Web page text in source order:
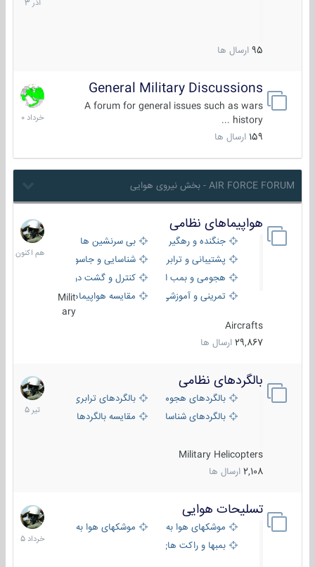
95 ارسال ها
General Military Discussions
A forum for general issues such as wars
history ...
159 ارسال ها
10
خرداد
1400
AIR FORCE FORUM - بخش نیروی هوایی
هواپیماهای نظامی
جنگنده و رهگیر
بی سرنشین ها
پشتیبانی و ترابری
شناسایی و جاسوسی
هجومی و بمب افکن
کنترل و گشت دریایی
تمرینی و آموزشی
مقایسه هواپیماهاMilit
ary
Aircrafts
29,867 ارسال ها
هم
اکنون
بالگردهای نظامی
بالگردهای هجومی
بالگردهای ترابری
بالگردهای شناسایی
مقایسه بالگردها
Military Helicopters
2,108 ارسال ها
22
تیر
1405
تسلیحات هوایی
موشکهای هوا به هوا
موشکهای هوا به سطح
بمبها و راکت های هوایی
30
خرداد
1405